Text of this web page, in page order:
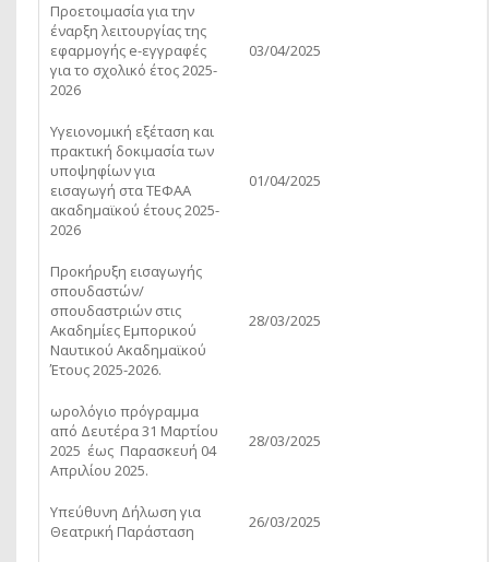
Προετοιμασία για την
έναρξη λειτουργίας της
εφαρμογής e-εγγραφές
για το σχολικό έτος 2025-
2026
03/04/2025
Υγειονομική εξέταση και
πρακτική δοκιμασία των
υποψηφίων για
εισαγωγή στα ΤΕΦΑΑ
ακαδημαϊκού έτους 2025-
2026
01/04/2025
Προκήρυξη εισαγωγής
σπουδαστών/
σπουδαστριών στις
Ακαδημίες Εμπορικού
Ναυτικού Ακαδημαϊκού
Έτους 2025-2026.
28/03/2025
ωρολόγιο πρόγραμμα
από Δευτέρα 31 Μαρτίου
2025 έως Παρασκευή 04
Απριλίου 2025.
28/03/2025
Υπεύθυνη Δήλωση για
Θεατρική Παράσταση
26/03/2025